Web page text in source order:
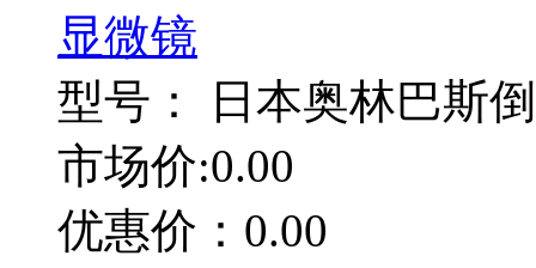
显微镜
型号：
日本奥林巴斯
市场价:0.00
优惠价：0.00